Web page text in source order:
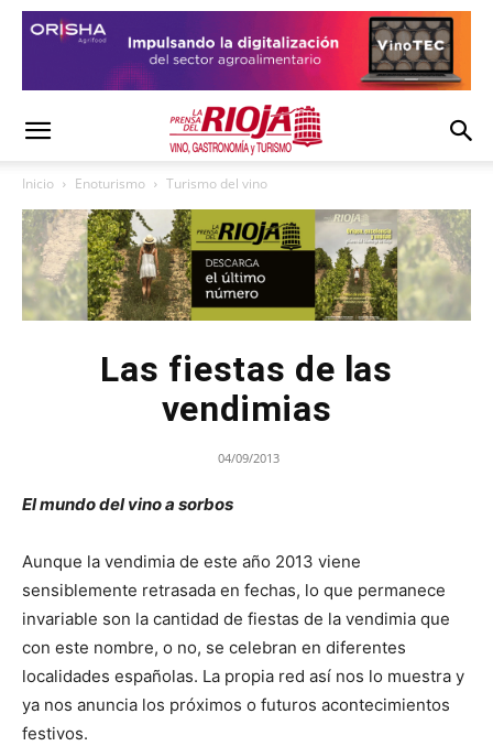
Inicio Enoturismo Turismo del vino
Las fiestas de las
vendimias
04/09/2013
El mundo del vino a sorbos
Aunque la vendimia de este año 2013 viene
sensiblemente retrasada en fechas, lo que permanece
invariable son la cantidad de fiestas de la vendimia que
con este nombre, o no, se celebran en diferentes
localidades españolas. La propia red así nos lo muestra y
ya nos anuncia los próximos o futuros acontecimientos
festivos.